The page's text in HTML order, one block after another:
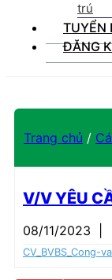
trú
TUYỂN
ĐĂNG
Trang chủ /
V/V YÊU
08/11/2023
CV_BVBS_Cong-